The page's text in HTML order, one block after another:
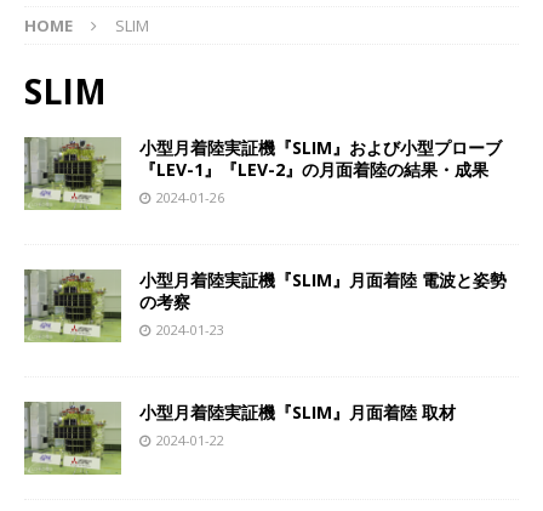
HOME SLIM
SLIM
小型月着陸実証機『SLIM』および小型プローブ
『LEV-1』『LEV-2』の月面着陸の結果・成果
2024-01-26
小型月着陸実証機『SLIM』月面着陸 電波と姿勢
の考察
2024-01-23
小型月着陸実証機『SLIM』月面着陸 取材
2024-01-22